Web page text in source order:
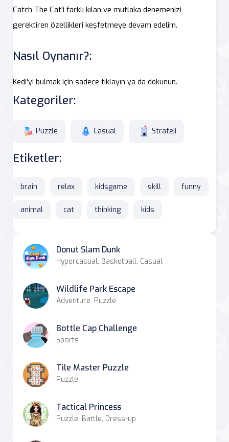
Catch The Cat'i farklı kılan ve mutlaka denemenizi
gerektiren özellikleri keşfetmeye devam edelim.
Nasıl Oynanır?:
Kedi'yi bulmak için sadece tıklayın ya da dokunun.
Kategoriler:
Puzzle Casual Strateji
Etiketler:
brain relax kidsgame skill funny
animal cat thinking kids
Donut Slam Dunk
Hypercasual, Basketball, Casual
Wildlife Park Escape
Adventure, Puzzle
Bottle Cap Challenge
Sports
Tile Master Puzzle
Puzzle
Tactical Princess
Puzzle, Battle, Dress-up